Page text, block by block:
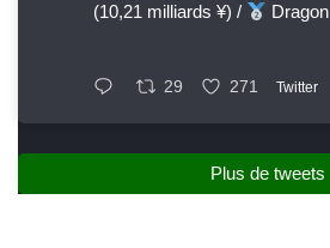
(10,21 milliards ¥) /
Dragon
29 271 Twitter
Plus de tweets